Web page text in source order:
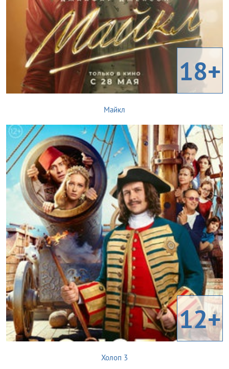
18+
Майкл
12+
Холоп 3